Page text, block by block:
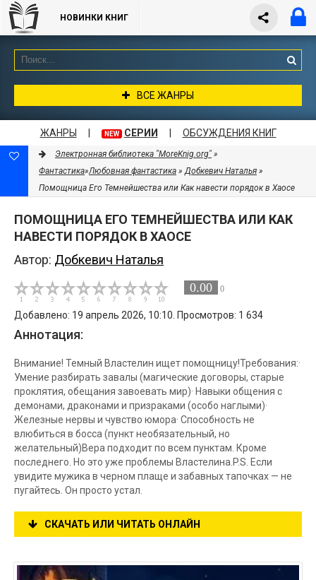
НОВИНКИ КНИГ
ВСЕ ЖАНРЫ
ЖАНРЫ NEW СЕРИИ ОБСУЖДЕНИЯ КНИГ
Электронная библиотека "MoreKnig.org" »
Фантастика»Любовная фантастика »Добкевич Наталья »
Помощница Его Темнейшества или Как навести порядок в Хаосе
ПОМОЩНИЦА ЕГО ТЕМНЕЙШЕСТВА ИЛИ КАК
НАВЕСТИ ПОРЯДОК В ХАОСЕ
Автор: Добкевич Наталья
0.00 0
Добавлено: 19 апрель 2026, 10:10. Просмотров: 1 634
Аннотация:
Внимание! Темный Властелин ищет помощницу!Требования:·
Умение разбирать завалы (магические договоры, старые
проклятия, обещания завоевать мир)· Навыки общения с
демонами, драконами и призраками (особо наглыми)·
Железные нервы и чувство юмора· Способность не
влюбиться в босса (пункт необязательный, но
желательный)Вера подходит по всем пунктам. Кроме
последнего. Но это уже проблемы Властелина.P.S. Если
увидите мужика в черном плаще и забавных тапочках — не
пугайтесь. Он просто устал.
СКАЧАТЬ ИЛИ ЧИТАТЬ ОНЛАЙН